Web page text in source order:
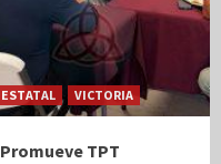
ESTATAL VICTORIA
Promueve TPT